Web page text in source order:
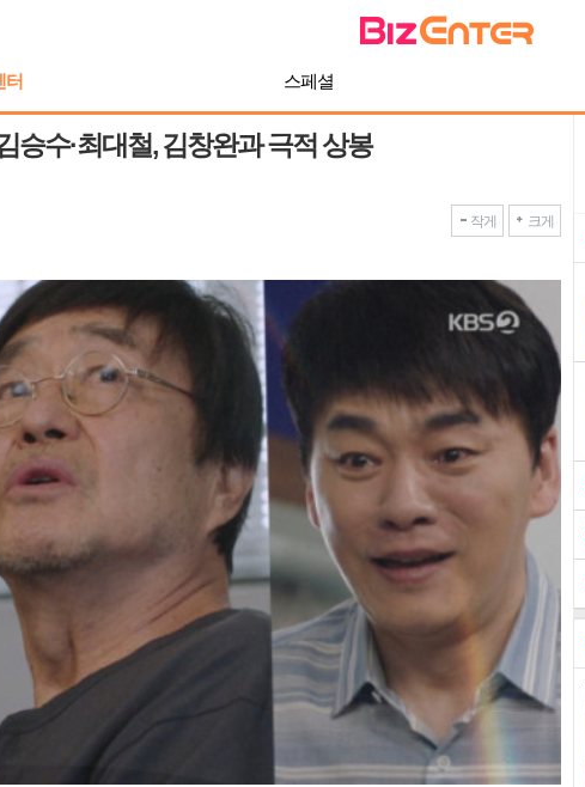
터 스페셜
승수·최대철, 김창완과 극적 상봉
작게 크게